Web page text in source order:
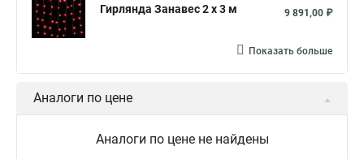
Гирлянда Занавес 2 x 3 м
9 891,00 ₽
Показать больше
Аналоги по цене
Аналоги по цене не найдены